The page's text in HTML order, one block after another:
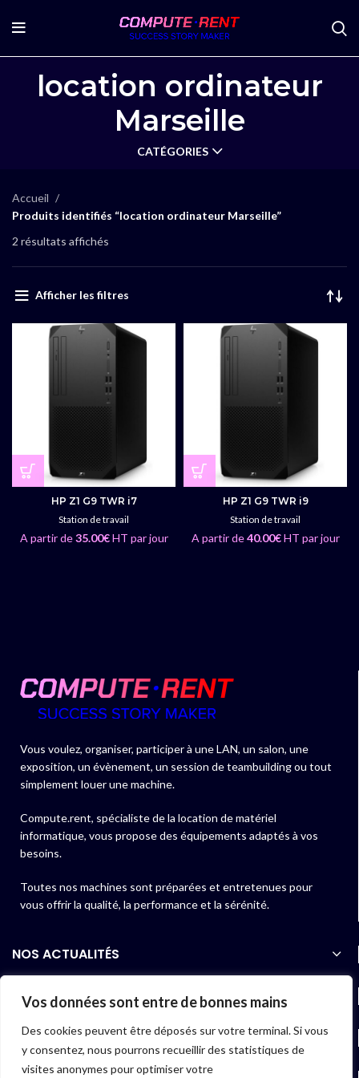
Vos données sont entre de bonnes mains
Des cookies peuvent être déposés sur votre terminal. Si vous
y consentez, nous pourrons recueillir des statistiques de
visites anonymes pour optimiser votre
location ordinateur
Marseille
CATÉGORIES
Accueil
Produits identifiés “location ordinateur Marseille”
2 résultats affichés
Afficher les filtres
HP Z1 G9 TWR i7
Station de travail
A partir de35.00€HT par jour
HP Z1 G9 TWR i9
Station de travail
A partir de40.00€HT par jour
Vous voulez, organiser, participer à une LAN, un salon, une
exposition, un évènement, un session de teambuilding ou tout
simplement louer une machine.
Compute.rent, spécialiste de la location de matériel
informatique, vous propose des équipements adaptés à vos
besoins.
Toutes nos machines sont préparées et entretenues pour
vous offrir la qualité, la performance et la sérénité.
NOS ACTUALITÉS
NOS PRODUITS
LIENS UTILES